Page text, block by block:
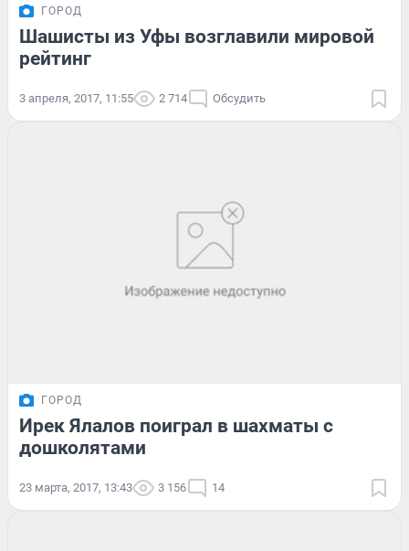
ГОРОД
Шашисты из Уфы возглавили мировой
рейтинг
3 апреля, 2017, 11:55 2 714 Обсудить
ГОРОД
Ирек Ялалов поиграл в шахматы с
дошколятами
23 марта, 2017, 13:43 3 156 14